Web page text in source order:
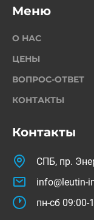
Контакты
СПБ, пр.
info@leutin-
пн-сб
Меню
О НАС
ЦЕНЫ
ВОПРОС-ОТВЕТ
КОНТАКТЫ